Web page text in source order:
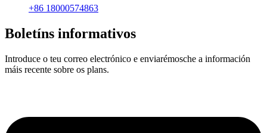
+86 18000574863
Boletíns informativos
Introduce o teu correo electrónico e enviarémosche a información
máis recente sobre os plans.